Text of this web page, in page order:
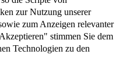
anzumelden:
zur Nutzung unserer
zum Anzeigen relevanter
stimmen Sie dem
Technologien zu den